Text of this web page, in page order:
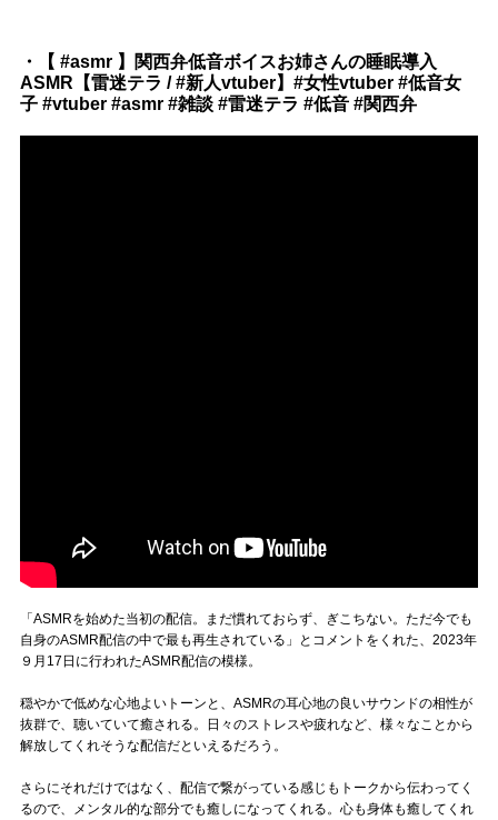
・【 #asmr 】関西弁低音ボイスお姉さんの睡眠導入
ASMR【雷迷テラ / #新人vtuber】#女性vtuber #低音女
子 #vtuber #asmr #雑談 #雷迷テラ #低音 #関西弁
「ASMRを始めた当初の配信。まだ慣れておらず、ぎこちない。ただ今でも
自身のASMR配信の中で最も再生されている」とコメントをくれた、2023年
９月17日に行われたASMR配信の模様。
穏やかで低めな心地よいトーンと、ASMRの耳心地の良いサウンドの相性が
抜群で、聴いていて癒される。日々のストレスや疲れなど、様々なことから
解放してくれそうな配信だといえるだろう。
さらにそれだけではなく、配信で繋がっている感じもトークから伝わってく
るので、メンタル的な部分でも癒しになってくれる。心も身体も癒してくれ